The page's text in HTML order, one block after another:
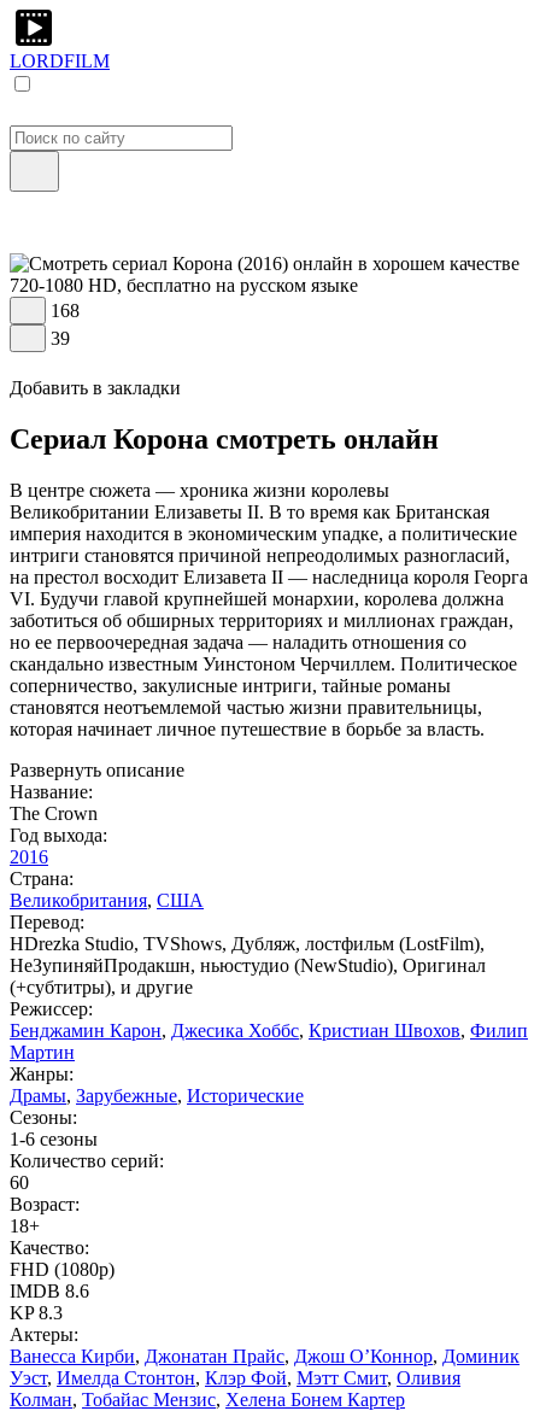
LORDFILM
168
39
Добавить в закладки
Сериал Корона смотреть онлайн
В центре сюжета — хроника жизни королевы
Великобритании Елизаветы II. В то время как Британская
империя находится в экономическим упадке, а политические
интриги становятся причиной непреодолимых разногласий,
на престол восходит Елизавета II — наследница короля Георга
VI. Будучи главой крупнейшей монархии, королева должна
заботиться об обширных территориях и миллионах граждан,
но ее первоочередная задача — наладить отношения со
скандально известным Уинстоном Черчиллем. Политическое
соперничество, закулисные интриги, тайные романы
становятся неотъемлемой частью жизни правительницы,
которая начинает личное путешествие в борьбе за власть.
Развернуть описание
Название:
The Crown
Год выхода:
2016
Страна:
Великобритания, США
Перевод:
HDrezka Studio, TVShows, Дубляж, лостфильм (LostFilm),
НеЗупиняйПродакшн, ньюстудио (NewStudio), Оригинал
(+субтитры), и другие
Режиссер:
Бенджамин Карон, Джесика Хоббс, Кристиан Швохов, Филип
Мартин
Жанры:
Драмы, Зарубежные, Исторические
Сезоны:
1-6 сезоны
Количество серий:
60
Возраст:
18+
Качество:
FHD (1080p)
IMDB 8.6
KP8.3
Актеры:
Ванесса Кирби, Джонатан Прайс, Джош О’Коннор, Доминик
Уэст, Имелда Стонтон, Клэр Фой, Мэтт Смит, Оливия
Колман, Тобайас Мензис, Хелена Бонем Картер